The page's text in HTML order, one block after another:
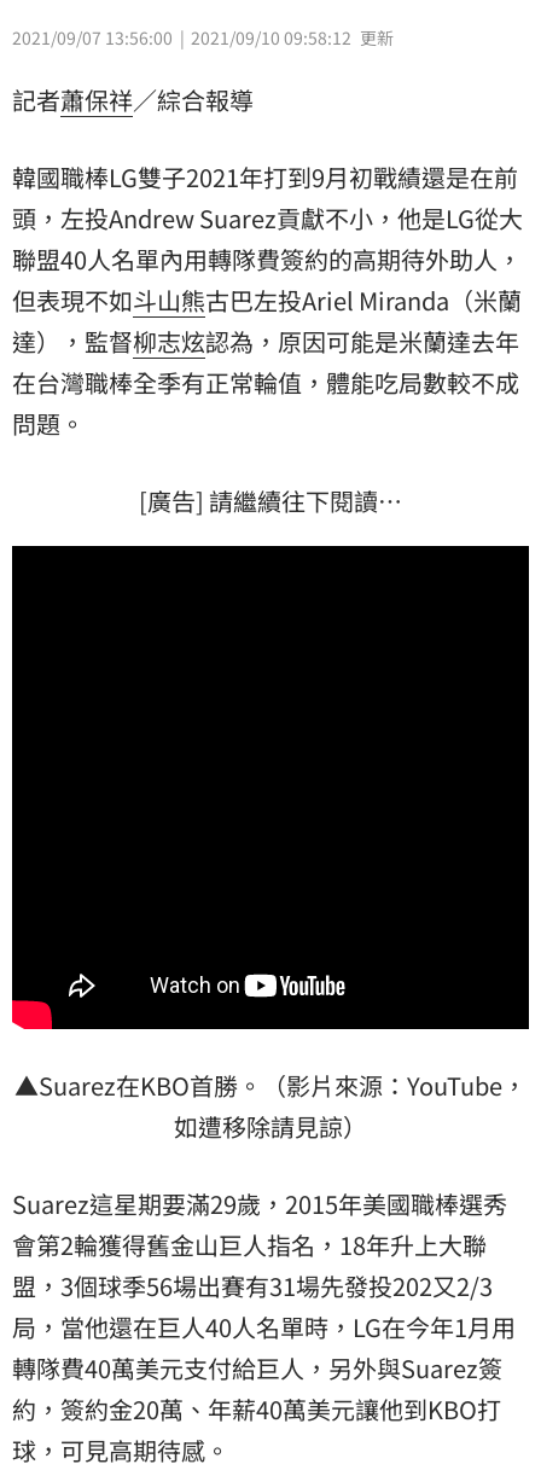
2021/09/07 13:56:00 2021/09/10 09:58:12 更新
記者蕭保祥／綜合報導
韓國職棒LG雙子2021年打到9月初戰績還是在前
頭，左投Andrew Suarez貢獻不小，他是LG從大
聯盟40人名單內用轉隊費簽約的高期待外助人，
但表現不如斗山熊古巴左投Ariel Miranda（米蘭
達），監督柳志炫認為，原因可能是米蘭達去年
在台灣職棒全季有正常輪值，體能吃局數較不成
問題。
[廣告] 請繼續往下閱讀…
▲Suarez在KBO首勝。（影片來源：YouTube，
如遭移除請見諒）
Suarez這星期要滿29歲，2015年美國職棒選秀
會第2輪獲得舊金山巨人指名，18年升上大聯
盟，3個球季56場出賽有31場先發投202又2/3
局，當他還在巨人40人名單時，LG在今年1月用
轉隊費40萬美元支付給巨人，另外與Suarez簽
約，簽約金20萬、年薪40萬美元讓他到KBO打
球，可見高期待感。